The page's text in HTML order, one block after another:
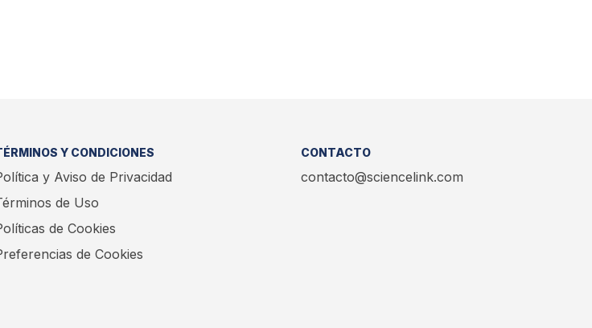
Y CONDICIONES
y Aviso de Privacidad
de Uso
de Cookies
de Cookies
CONTACTO
contacto@sciencelink.com